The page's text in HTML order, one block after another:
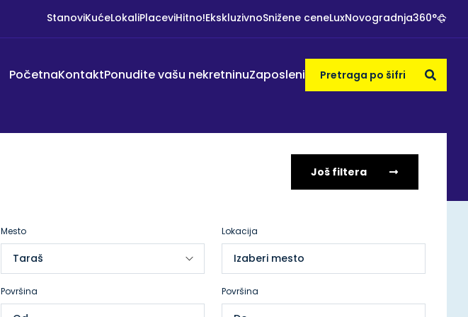
StanoviKućeLokaliPlaceviHitno!EkskluzivnoSnižene ceneLuxNovogradnja360°
PočetnaKontaktPonudite vašu nekretninuZaposleni
Još filtera
Mesto Lokacija
Izaberi mesto
Površina Površina